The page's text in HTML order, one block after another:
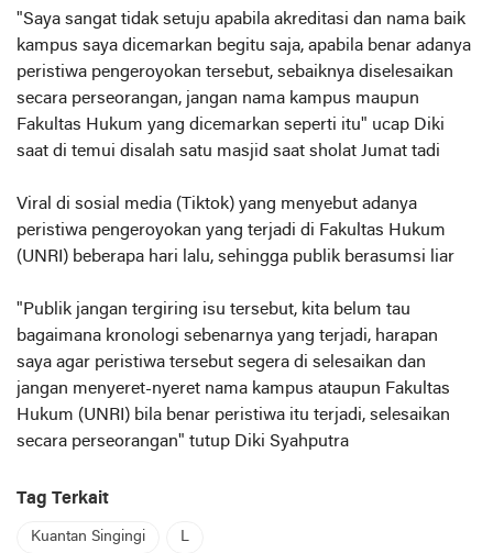
"Saya sangat tidak setuju apabila akreditasi dan nama baik
kampus saya dicemarkan begitu saja, apabila benar adanya
peristiwa pengeroyokan tersebut, sebaiknya diselesaikan
secara perseorangan, jangan nama kampus maupun
Fakultas Hukum yang dicemarkan seperti itu" ucap Diki
saat di temui disalah satu masjid saat sholat Jumat tadi
Viral di sosial media (Tiktok) yang menyebut adanya
peristiwa pengeroyokan yang terjadi di Fakultas Hukum
(UNRI) beberapa hari lalu, sehingga publik berasumsi liar
"Publik jangan tergiring isu tersebut, kita belum tau
bagaimana kronologi sebenarnya yang terjadi, harapan
saya agar peristiwa tersebut segera di selesaikan dan
jangan menyeret-nyeret nama kampus ataupun Fakultas
Hukum (UNRI) bila benar peristiwa itu terjadi, selesaikan
secara perseorangan" tutup Diki Syahputra
Tag Terkait
Kuantan Singingi L